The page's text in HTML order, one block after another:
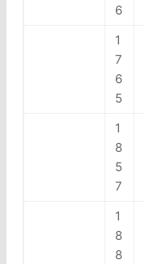
6
1
7
6
5
1
8
5
7
1
8
8